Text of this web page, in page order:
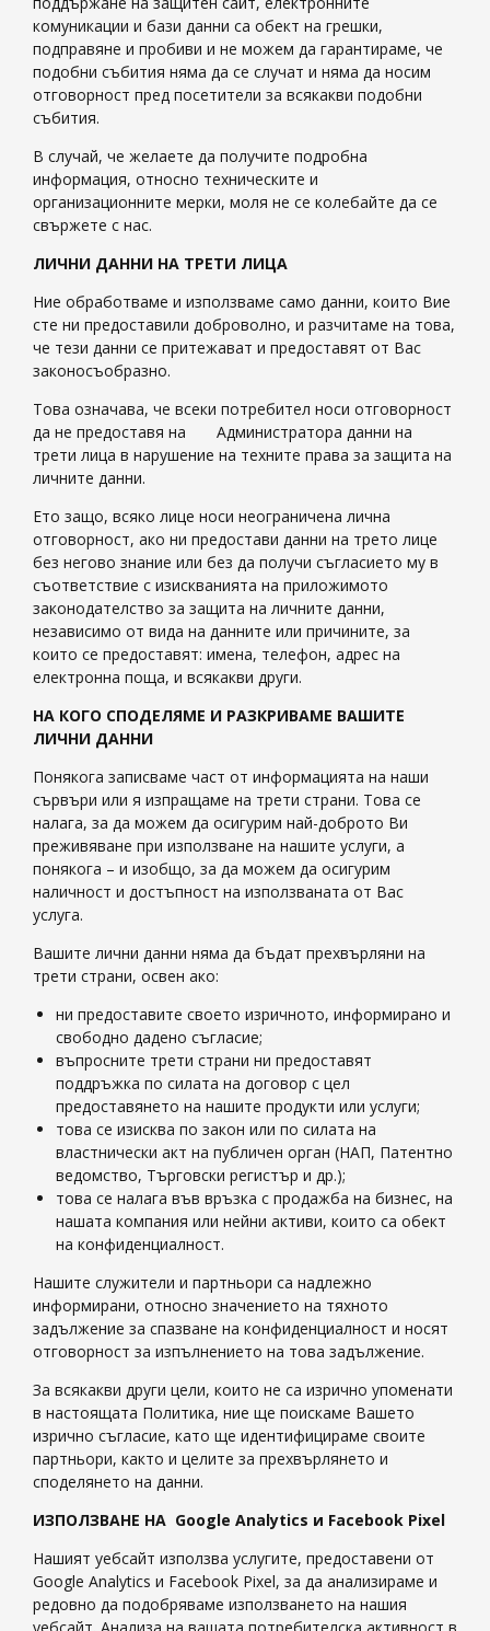
комуникации и бази данни са обект на грешки,
подправяне и пробиви и не можем да гарантираме, че
подобни събития няма да се случат и няма да носим
отговорност пред посетители за всякакви подобни
събития.
В случай, че желаете да получите подробна
информация, относно техническите и
организационните мерки, моля не се колебайте да се
свържете с нас.
ЛИЧНИ ДАННИ НА ТРЕТИ ЛИЦА
Ние обработваме и използваме само данни, които Вие
сте ни предоставили доброволно, и разчитаме на това,
че тези данни се притежават и предоставят от Вас
законосъобразно.
Това означава, че всеки потребител носи отговорност
да не предоставя на Администратора данни на
трети лица в нарушение на техните права за защита на
личните данни.
Ето защо, всяко лице носи неограничена лична
отговорност, ако ни предостави данни на трето лице
без негово знание или без да получи съгласието му в
съответствие с изискванията на приложимото
законодателство за защита на личните данни,
независимо от вида на данните или причините, за
които се предоставят: имена, телефон, адрес на
електронна поща, и всякакви други.
НА КОГО СПОДЕЛЯМЕ И РАЗКРИВАМЕ ВАШИТЕ
ЛИЧНИ ДАННИ
Понякога записваме част от информацията на наши
сървъри или я изпращаме на трети страни. Това се
налага, за да можем да осигурим най-доброто Ви
преживяване при използване на нашите услуги, а
понякога – и изобщо, за да можем да осигурим
наличност и достъпност на използваната от Вас
услуга.
Вашите лични данни няма да бъдат прехвърляни на
трети страни, освен ако:
ни предоставите своето изричното, информирано и
свободно дадено съгласие;
въпросните трети страни ни предоставят
поддръжка по силата на договор с цел
предоставянето на нашите продукти или услуги;
това се изисква по закон или по силата на
властнически акт на публичен орган (НАП, Патентно
ведомство, Търговски регистър и др.);
това се налага във връзка с продажба на бизнес, на
нашата компания или нейни активи, които са обект
на конфиденциалност.
Нашите служители и партньори са надлежно
информирани, относно значението на тяхното
задължение за спазване на конфиденциалност и носят
отговорност за изпълнението на това задължение.
За всякакви други цели, които не са изрично упоменати
в настоящата Политика, ние ще поискаме Вашето
изрично съгласие, като ще идентифицираме своите
партньори, както и целите за прехвърлянето и
споделянето на данни.
ИЗПОЛЗВАНЕ НА Google Analytics и Facebook Pixel
Нашият уебсайт използва услугите, предоставени от
Google Analytics и Facebook Pixel, за да анализираме и
редовно да подобряваме използването на нашия